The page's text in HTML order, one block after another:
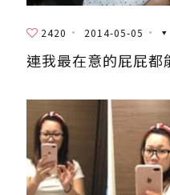
2420 2014-05-05
連我最在意的屁屁